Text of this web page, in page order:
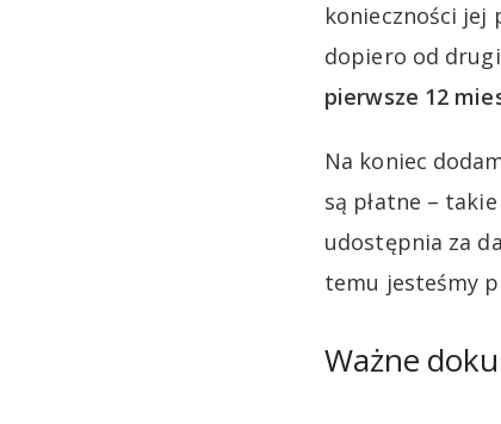
konieczności jej
dopiero od
pierwsze 12
Na koniec
są płatne –
udostępnia za
temu jesteśmy
Ważne